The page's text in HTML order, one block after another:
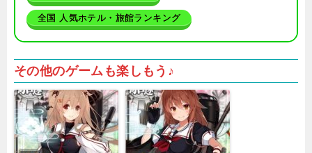
全国 人気ホテル・旅館ランキング
その他のゲームも楽しもう♪